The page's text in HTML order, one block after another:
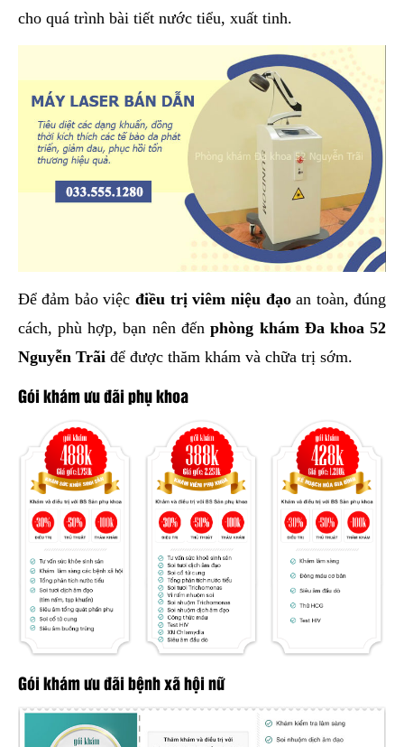
cho quá trình bài tiết nước tiểu, xuất tinh.
Để đảm bảo việcđiều trị viêm niệu đạoan toàn, đúng
cách, phù hợp, bạn nên đếnphòng khám Đa khoa 52
Nguyễn Trãiđể được thăm khám và chữa trị sớm.
Gói khám ưu đãi phụ khoa
Gói khám ưu đãi bệnh xã hội nữ